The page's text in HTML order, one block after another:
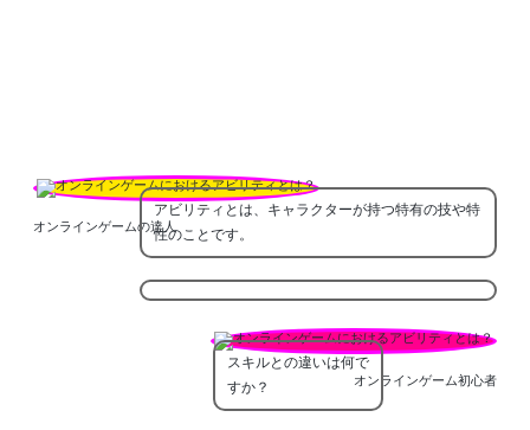
オンラインゲームの達人
アビリティとは、キャラクターが持つ特有の技や特
性のことです。
オンラインゲーム初心者
スキルとの違いは何で
すか？